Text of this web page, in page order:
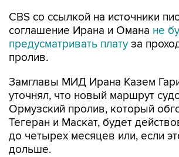
CBS со ссылкой на источники
соглашение Ирана и Омана не
предусматривать плату за
пролив.
Замглавы МИД Ирана Казем
уточнял, что новый маршрут
Ормузский пролив, который
Тегеран и Маскат, будет
до четырех месяцев или, если
дольше.